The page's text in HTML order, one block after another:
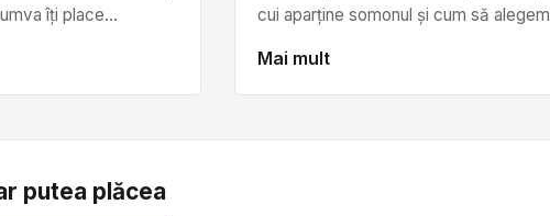
îți place...
cui aparține somonul și cum să
Mai mult
putea plăcea